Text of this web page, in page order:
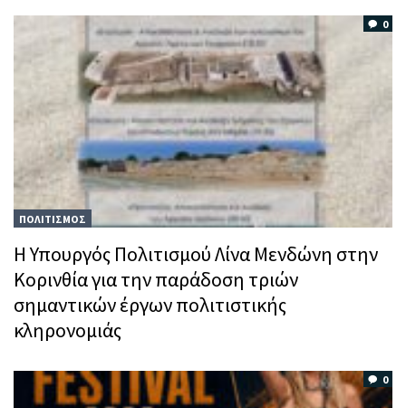
0
ΠΟΛΙΤΙΣΜΟΣ
Η Υπουργός Πολιτισμού Λίνα Μενδώνη στην
Κορινθία για την παράδοση τριών
σημαντικών έργων πολιτιστικής
κληρονομιάς
0